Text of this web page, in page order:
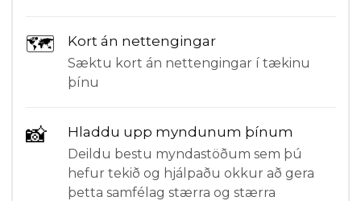
🗺 Kort án nettengingar
Sæktu kort án nettengingar í tækinu
þínu
📸 Hladdu upp myndunum þínum
Deildu bestu myndastöðum sem þú
hefur tekið og hjálpaðu okkur að gera
þetta samfélag stærra og stærra